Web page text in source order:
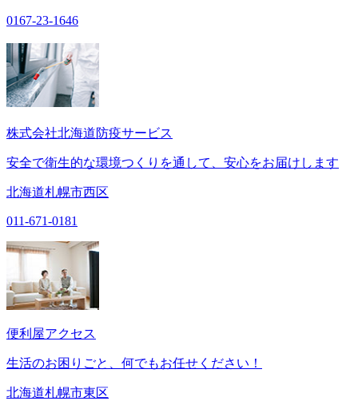
0167-23-1646
株式会社北海道防疫サービス
安全で衛生的な環境つくりを通して、安心をお届けします
北海道札幌市西区
011-671-0181
便利屋アクセス
生活のお困りごと、何でもお任せください！
北海道札幌市東区